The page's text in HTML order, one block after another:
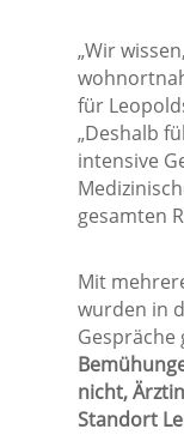
„Wir
für
„Deshalb
intensive
gesamten
Mit
wurden in
Gespräche
nicht,
Standort